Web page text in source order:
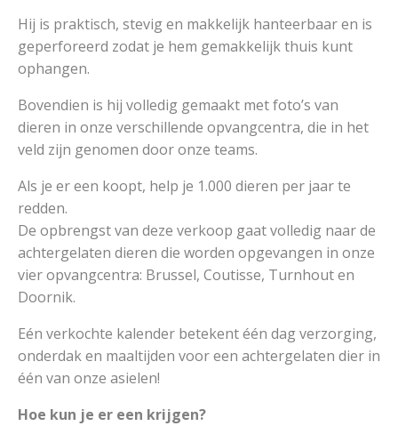
Hij is praktisch, stevig en makkelijk hanteerbaar en is
geperforeerd zodat je hem gemakkelijk thuis kunt
ophangen.
Bovendien is hij volledig gemaakt met foto’s van
dieren in onze verschillende opvangcentra, die in het
veld zijn genomen door onze teams.
Als je er een koopt, help je 1.000 dieren per jaar te
redden.
De opbrengst van deze verkoop gaat volledig naar de
achtergelaten dieren die worden opgevangen in onze
vier opvangcentra: Brussel, Coutisse, Turnhout en
Doornik.
Eén verkochte kalender betekent één dag verzorging,
onderdak en maaltijden voor een achtergelaten dier in
één van onze asielen!
Hoe kun je er een krijgen?